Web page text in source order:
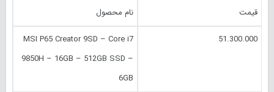
قیمت نام محصول
51.300.000
MSI P65 Creator 9SD – Core i7
9850H – 16GB – 512GB SSD –
6GB